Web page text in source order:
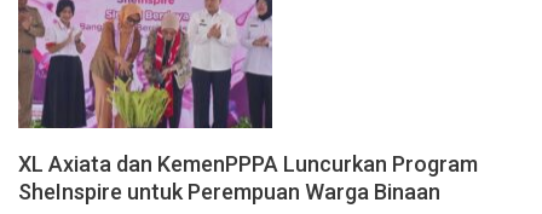
XL Axiata dan KemenPPPA Luncurkan Program
SheInspire untuk Perempuan Warga Binaan